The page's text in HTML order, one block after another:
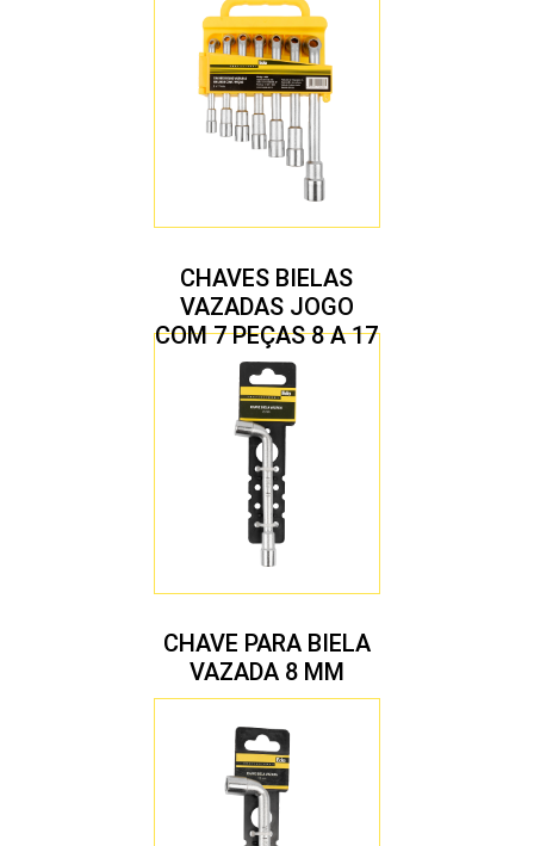
CHAVES BIELAS
VAZADAS JOGO
COM 7 PEÇAS 8 A 17
MM
CHAVE PARA BIELA
VAZADA 8 MM